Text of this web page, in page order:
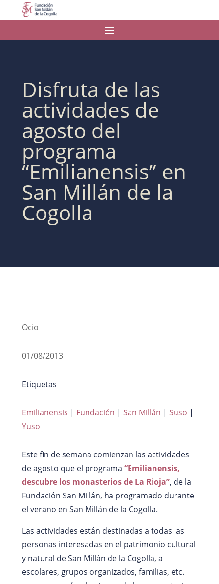
Disfruta de las
actividades de
agosto del
programa
“Emilianensis” en
San Millán de la
Cogolla
Ocio
01/08/2013
Etiquetas
Emilianensis | Fundación | San Millán | Suso |
Yuso
Este fin de semana comienzan las actividades
de agosto que el programa “Emilianensis,
descubre los monasterios de La Rioja”, de la
Fundación San Millán, ha programado durante
el verano en San Millán de la Cogolla.
Las actividades están destinadas a todas las
personas interesadas en el patrimonio cultural
y natural de San Millán de la Cogolla, a
escolares, grupos organizados, familias, etc.